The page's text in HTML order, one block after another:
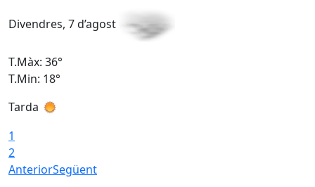
Divendres, 7 d’agost
T.Màx: 36°
T.Min: 18°
Tarda
1
2
AnteriorSegüent